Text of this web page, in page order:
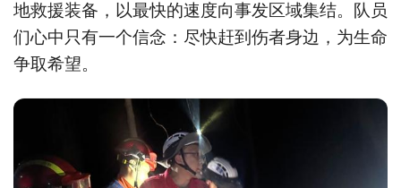
地救援装备，以最快的速度向事发区域集结。队员
们心中只有一个信念：尽快赶到伤者身边，为生命
争取希望。